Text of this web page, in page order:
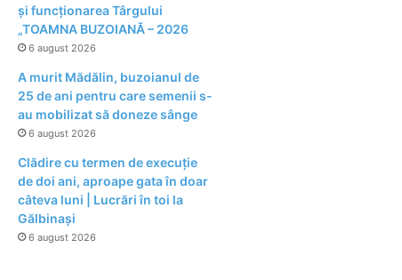
şi funcţionarea Târgului
„TOAMNA BUZOIANĂ – 2026
6 august 2026
A murit Mădălin, buzoianul de
25 de ani pentru care semenii s-
au mobilizat să doneze sânge
6 august 2026
Clădire cu termen de execuție
de doi ani, aproape gata în doar
câteva luni | Lucrări în toi la
Gălbinași
6 august 2026